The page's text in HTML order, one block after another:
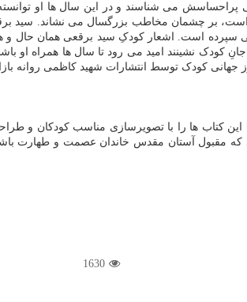
پراحساسش می شناسند و در این سال ها او
است، بر چشمان مخاطب بزرگسال می نشاند.
است. اشعار کودکِ سید برقعی همان حال و
کودک نشینند امید می رود تا سال ها همراه او
کودک توسط انتشارات شهید کاظمی روانه
کتاب ها را با تصویرسازی مناسب کودکان و
1630